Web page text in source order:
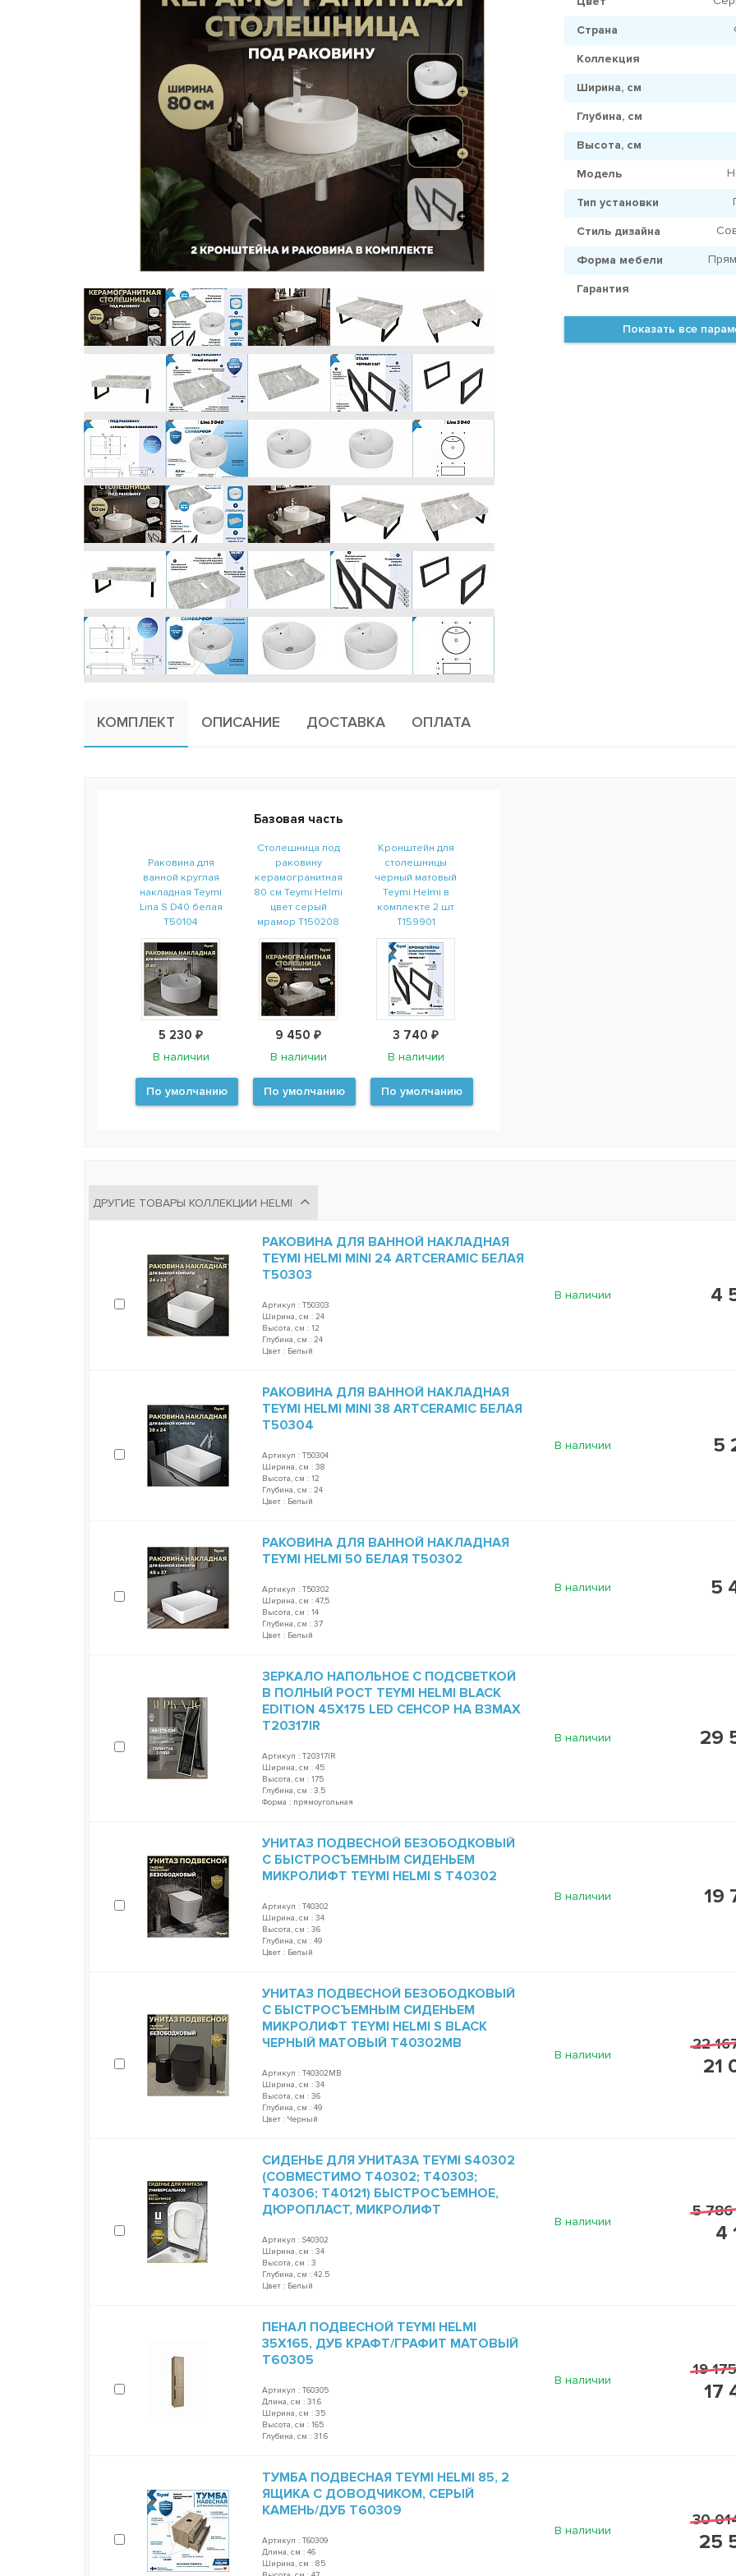
Страна
Коллекция
Ширина, см
Глубина, см
Высота, см
Модель
Тип установки
Стиль дизайна
Форма мебели
Гарантия
Показать все
КОМПЛЕКТ ОПИСАНИЕ ДОСТАВКА ОПЛАТА
Базовая часть
Раковина для
ванной круглая
накладная Teymi
Lina S D40 белая
T50104
5 230 ₽
В наличии
По умолчанию
Столешница под
раковину
керамогранитная
80 см Teymi Helmi
цвет серый
мрамор T150208
9 450 ₽
В наличии
По умолчанию
Кронштейн для
столешницы
черный матовый
Teymi Helmi в
комплекте 2 шт
T159901
3 740 ₽
В наличии
По умолчанию
ДРУГИЕ ТОВАРЫ КОЛЛЕКЦИИ HELMI
РАКОВИНА ДЛЯ ВАННОЙ НАКЛАДНАЯ
TEYMI HELMI MINI 24 ARTCERAMIC БЕЛАЯ
T50303
Артикул : T50303
Ширина, см : 24
Высота, см : 12
Глубина, см : 24
Цвет : Белый
В наличии 4
РАКОВИНА ДЛЯ ВАННОЙ НАКЛАДНАЯ
TEYMI HELMI MINI 38 ARTCERAMIC БЕЛАЯ
T50304
Артикул : T50304
Ширина, см : 38
Высота, см : 12
Глубина, см : 24
Цвет : Белый
В наличии 5
РАКОВИНА ДЛЯ ВАННОЙ НАКЛАДНАЯ
TEYMI HELMI 50 БЕЛАЯ T50302
Артикул : T50302
Ширина, см : 47,5
Высота, см : 14
Глубина, см : 37
Цвет : Белый
В наличии 5
ЗЕРКАЛО НАПОЛЬНОЕ С ПОДСВЕТКОЙ
В ПОЛНЫЙ РОСТ TEYMI HELMI BLACK
EDITION 45Х175 LED СЕНСОР НА ВЗМАХ
T20317IR
Артикул : T20317IR
Ширина, см : 45
Высота, см : 175
Глубина, см : 3.5
Форма : прямоугольная
В наличии 29
УНИТАЗ ПОДВЕСНОЙ БЕЗОБОДКОВЫЙ
С БЫСТРОСЪЕМНЫМ СИДЕНЬЕМ
МИКРОЛИФТ TEYMI HELMI S T40302
Артикул : T40302
Ширина, см : 34
Высота, см : 36
Глубина, см : 49
Цвет : Белый
В наличии 19
УНИТАЗ ПОДВЕСНОЙ БЕЗОБОДКОВЫЙ
С БЫСТРОСЪЕМНЫМ СИДЕНЬЕМ
МИКРОЛИФТ TEYMI HELMI S BLACK
ЧЕРНЫЙ МАТОВЫЙ T40302MB
Артикул : T40302MB
Ширина, см : 34
Высота, см : 36
Глубина, см : 49
Цвет : Черный
В наличии
22
21
СИДЕНЬЕ ДЛЯ УНИТАЗА TEYMI S40302
(СОВМЕСТИМО T40302; T40303;
T40306; T40121) БЫСТРОСЪЕМНОЕ,
ДЮРОПЛАСТ, МИКРОЛИФТ
Артикул : S40302
Ширина, см : 34
Высота, см : 3
Глубина, см : 42.5
Цвет : Белый
В наличии
5 786
4
ПЕНАЛ ПОДВЕСНОЙ TEYMI HELMI
35Х165, ДУБ КРАФТ/ГРАФИТ МАТОВЫЙ
T60305
Артикул : T60305
Длина, см : 31.6
Ширина, см : 35
Высота, см : 165
Глубина, см : 31.6
В наличии
19
17
ТУМБА ПОДВЕСНАЯ TEYMI HELMI 85, 2
ЯЩИКА С ДОВОДЧИКОМ, СЕРЫЙ
КАМЕНЬ/ДУБ T60309
Артикул : T60309
Длина, см : 46
Ширина, см : 85
В наличии
30
25